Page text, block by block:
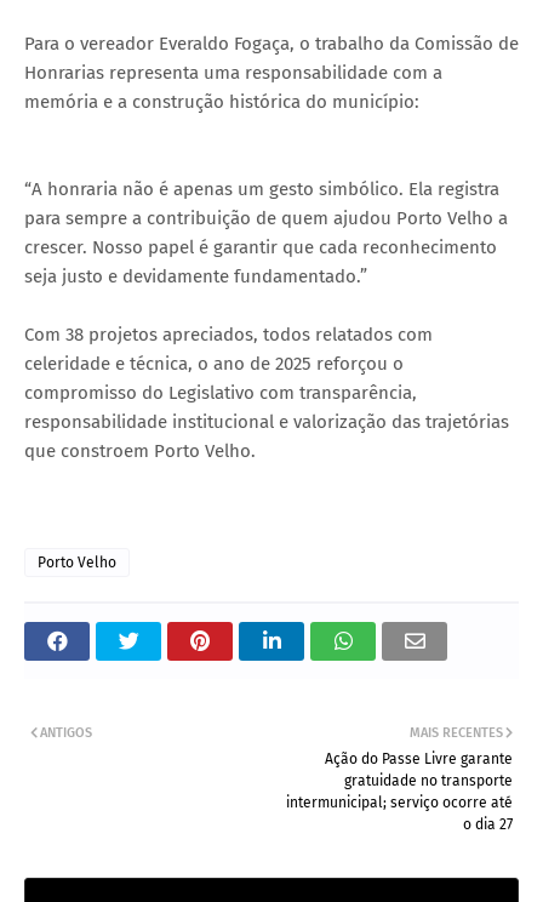
Para o vereador Everaldo Fogaça, o trabalho da Comissão de
Honrarias representa uma responsabilidade com a
memória e a construção histórica do município:
“A honraria não é apenas um gesto simbólico. Ela registra
para sempre a contribuição de quem ajudou Porto Velho a
crescer. Nosso papel é garantir que cada reconhecimento
seja justo e devidamente fundamentado.”
Com 38 projetos apreciados, todos relatados com
celeridade e técnica, o ano de 2025 reforçou o
compromisso do Legislativo com transparência,
responsabilidade institucional e valorização das trajetórias
que constroem Porto Velho.
Porto Velho
MAIS RECENTES
Ação do Passe Livre garante
gratuidade no transporte
intermunicipal; serviço ocorre até
o dia 27
ANTIGOS